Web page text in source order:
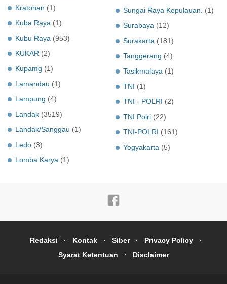
Kratonan (1)
Kuba Raya (1)
Kubu Raya (953)
KUKAR (2)
Kupamg (1)
Lamandau (1)
Lampung (4)
Landak (3519)
Landak/Sanggau (1)
Ledo (3)
Lomba Karya (1)
Sungai Raya Kepulauan.
(1)
Surabaya (12)
Surakarta (181)
Tanggerang (4)
Tasikmalaya (1)
TNI (1)
TNI - POLRI (2)
TNI Polri (22)
TNI-POLRI (161)
Yogyakarta (5)
Redaksi Kontak Siber
Privacy Policy
Syarat Ketentuan
Disclaimer